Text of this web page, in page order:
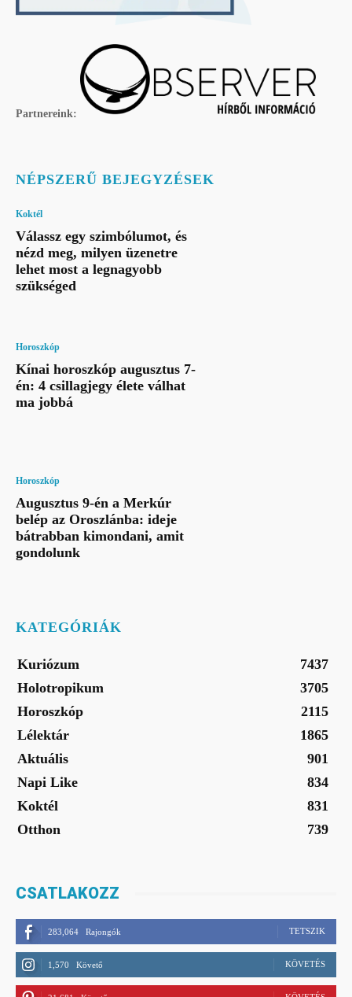
Partnereink:
NÉPSZERŰ BEJEGYZÉSEK
Koktél
Válassz egy szimbólumot, és
nézd meg, milyen üzenetre
lehet most a legnagyobb
szükséged
Horoszkóp
Kínai horoszkóp augusztus 7-
én: 4 csillagjegy élete válhat
ma jobbá
Horoszkóp
Augusztus 9-én a Merkúr
belép az Oroszlánba: ideje
bátrabban kimondani, amit
gondolunk
KATEGÓRIÁK
Kuriózum
7437
Holotropikum
3705
Horoszkóp
2115
Lélektár
1865
Aktuális
901
Napi Like
834
Koktél
831
Otthon
739
CSATLAKOZZ
283,064 Rajongók TETSZIK
1,570 Követő KÖVETÉS